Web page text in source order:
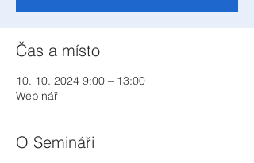
Čas a místo
10. 10. 2024 9:00 – 13:00
Webinář
O Semináři